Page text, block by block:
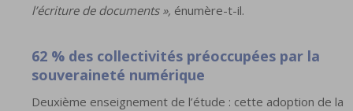
l’écriture de documents », énumère-t-il.
62 % des collectivités préoccupées par la
souveraineté numérique
Deuxième enseignement de l’étude : cette adoption de la